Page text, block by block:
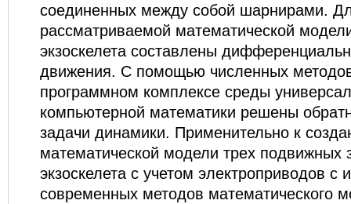
соединенных между собой шарнирами.
рассматриваемой математической
экзоскелета составлены
движения. С помощью численных
программном комплексе среды
компьютерной математики решены
задачи динамики. Применительно к
математической модели трех подвижных
экзоскелета с учетом электроприводов с
современных методов математического